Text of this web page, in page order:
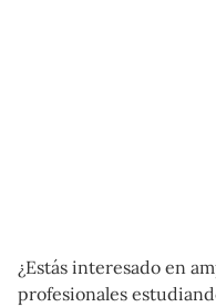
¿Estás interesado en
profesionales